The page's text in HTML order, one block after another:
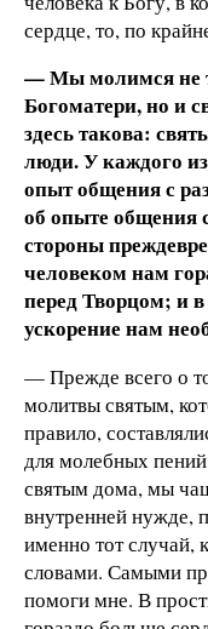
сердце, то, по
— Мы молимся не
Богоматери, но и
здесь такова:
люди. У каждого
опыт общения с
об опыте общения
стороны
человеком нам
перед Творцом; и
ускорение нам
— Прежде всего о
молитвы святым,
правило,
для молебных
святым дома, мы
внутренней нужде,
именно тот случай,
словами. Самыми
помоги мне. В